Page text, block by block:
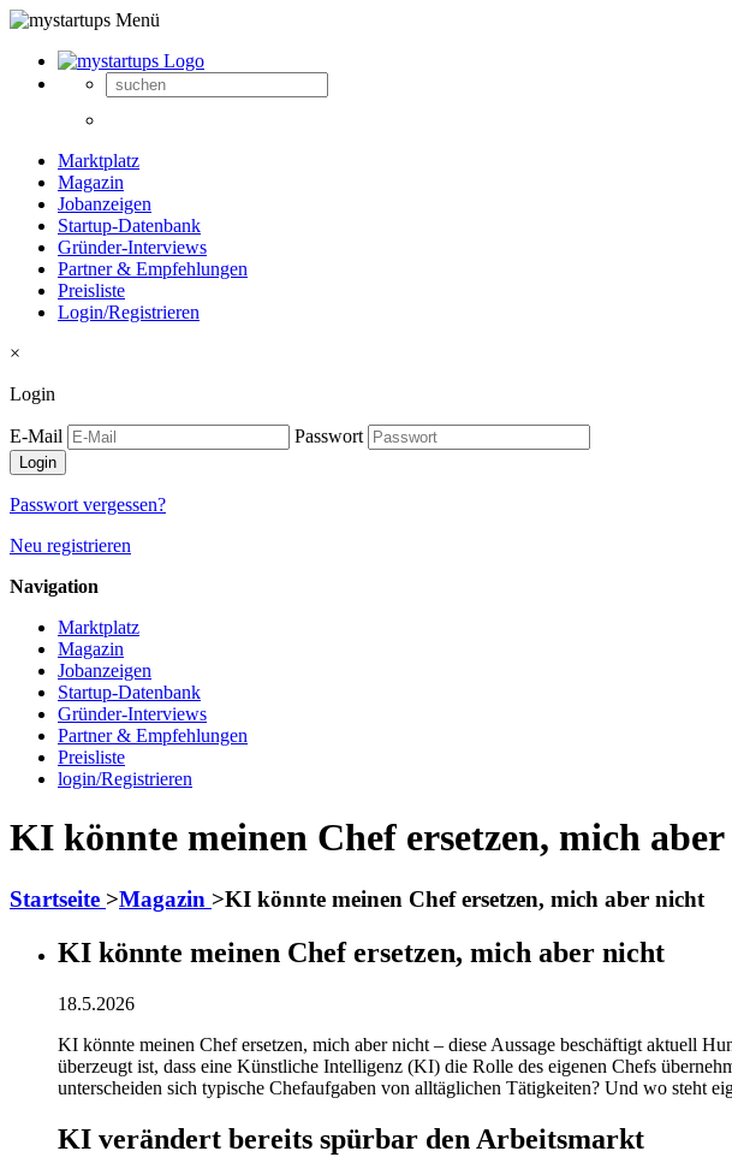
Marktplatz
Magazin
Jobanzeigen
Startup-Datenbank
Gründer-Interviews
Partner & Empfehlungen
Preisliste
Login/Registrieren
×
Login
E-Mail Passwort
Passwort vergessen?
Neu registrieren
Navigation
Marktplatz
Magazin
Jobanzeigen
Startup-Datenbank
Gründer-Interviews
Partner & Empfehlungen
Preisliste
login/Registrieren
KI könnte meinen Chef ersetzen, mich
Startseite >Magazin >KI könnte meinen Chef ersetzen, mich aber nicht
KI könnte meinen Chef ersetzen, mich aber nicht
18.5.2026
KI könnte meinen Chef ersetzen, mich aber nicht – diese Aussage beschäftigt aktuell
überzeugt ist, dass eine Künstliche Intelligenz (KI) die Rolle des eigenen Chefs
unterscheiden sich typische Chefaufgaben von alltäglichen Tätigkeiten? Und wo steht
KI verändert bereits spürbar den Arbeitsmarkt